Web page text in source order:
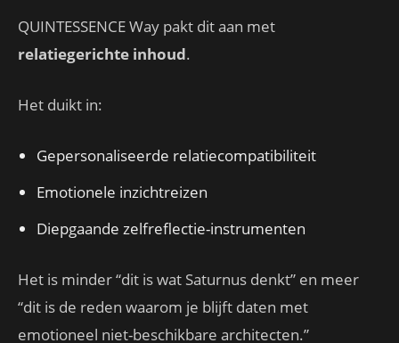
QUINTESSENCE Way pakt dit aan met
relatiegerichte inhoud.
Het duikt in:
Gepersonaliseerde relatiecompatibiliteit
Emotionele inzichtreizen
Diepgaande zelfreflectie-instrumenten
Het is minder “dit is wat Saturnus denkt” en meer
“dit is de reden waarom je blijft daten met
emotioneel niet-beschikbare architecten.”